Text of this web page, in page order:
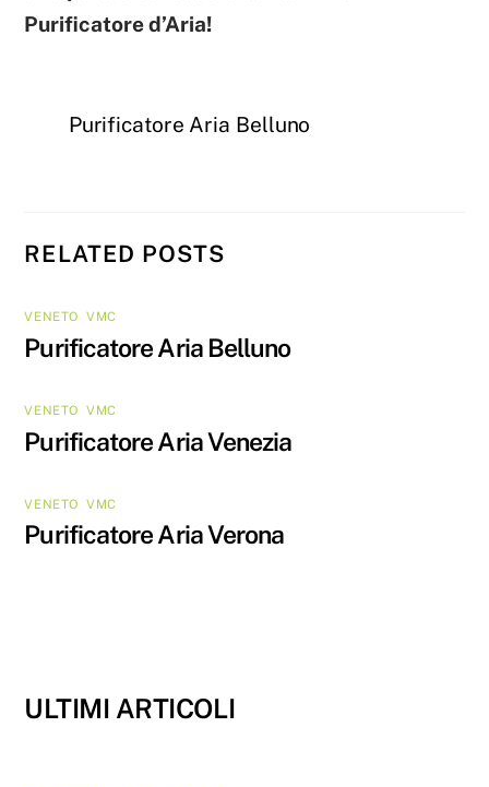
Purificatore d’Aria!
Purificatore Aria Belluno
RELATED POSTS
VENETO ,VMC
Purificatore Aria Belluno
VENETO ,VMC
Purificatore Aria Venezia
VENETO ,VMC
Purificatore Aria Verona
ULTIMI ARTICOLI